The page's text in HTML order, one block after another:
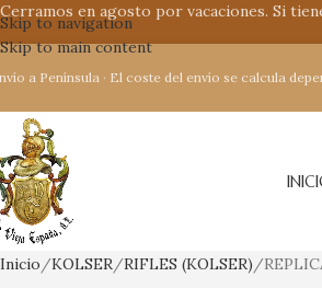
Skip to navigation
Skip to main content
a Península · El coste del envío se calcula
Inicio KOLSER RIFLES (KOLSER)
Cerramos en agosto por vacaciones. Si